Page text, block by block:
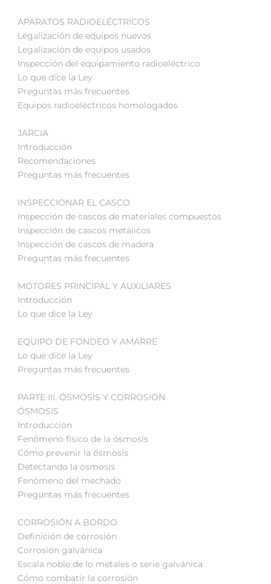
APARATOS RADIOELÉCTRICOS
Legalización de equipos nuevos
Legalización de equipos usados
Inspección del equipamiento radioeléctrico
Lo que dice la Ley
Preguntas más frecuentes
Equipos radioeléctricos homologados
JARCIA
Introducción
Recomendaciones
Preguntas más frecuentes
INSPECCIONAR EL CASCO
Inspección de cascos de materiales compuestos
Inspección de cascos metálicos
Inspección de cascos de madera
Preguntas más frecuentes
MOTORES PRINCIPAL Y AUXILIARES
Introducción
Lo que dice la Ley
EQUIPO DE FONDEO Y AMARRE
Lo que dice la Ley
Preguntas más frecuentes
PARTE III. ÓSMOSIS Y CORROSIÓN
ÓSMOSIS
Introducción
Fenómeno físico de la ósmosis
Cómo prevenir la ósmosis
Detectando la ósmosis
Fenómeno del mechado
Preguntas más frecuentes
CORROSIÓN A BORDO
Definición de corrosión
Corrosión galvánica
Escala noble de lo metales o serie galvánica
Cómo combatir la corrosión